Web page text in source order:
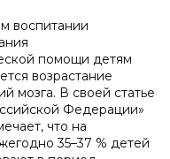
воспитании
помощи детям
возрастание
мозга. В своей статье
Федерации»
что на
35–37 % детей